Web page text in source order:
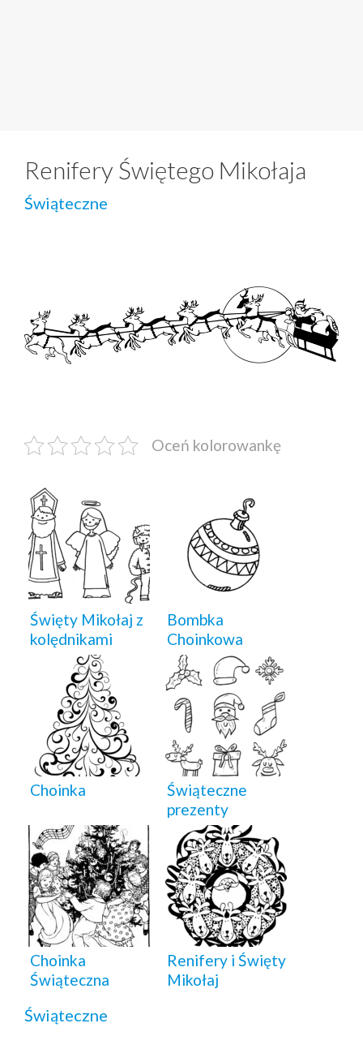
Renifery Świętego Mikołaja
Świąteczne
Oceń kolorowankę
Święty Mikołaj z
kolędnikami
Bombka
Choinkowa
Choinka
Świąteczne
prezenty
Choinka
Świąteczna
Renifery i Święty
Mikołaj
Świąteczne